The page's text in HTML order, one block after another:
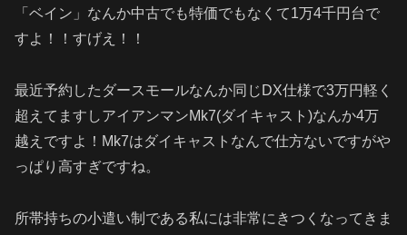
「ベイン」なんか中古でも特価でもなくて1万4千円台で
すよ！！すげえ！！
最近予約したダースモールなんか同じDX仕様で3万円軽く
超えてますしアイアンマンMk7(ダイキャスト)なんか4万
越えですよ！Mk7はダイキャストなんで仕方ないですがや
っぱり高すぎですね。
所帯持ちの小遣い制である私には非常にきつくなってきま